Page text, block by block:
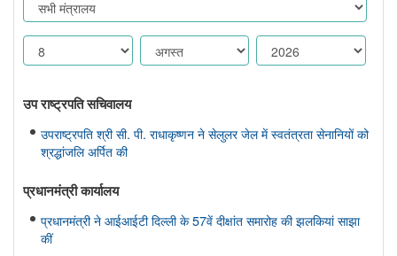
उप राष्ट्रपति सचिवालय
उपराष्ट्रपति श्री सी. पी. राधाकृष्णन ने सेलुलर जेल में स्वतंत्रता सेनानियों को
श्रद्धांजलि अर्पित की
प्रधानमंत्री कार्यालय
प्रधानमंत्री ने आईआईटी दिल्ली के 57वें दीक्षांत समारोह की झलकियां साझा
कीं